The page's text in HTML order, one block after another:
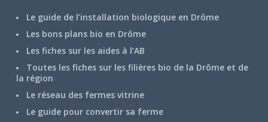
Le guide de l’installation biologique en Drôme
Les bons plans bio en Drôme
Les fiches sur les aides à l’AB
Toutes les fiches sur les filières bio de la Drôme et de
la région
Le réseau des fermes vitrine
Le guide pour convertir sa ferme